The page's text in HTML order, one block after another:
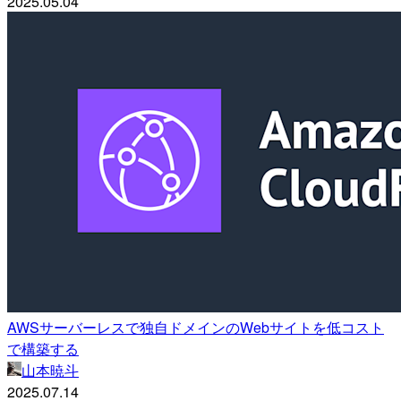
AWSサーバーレスで独自ドメインのWebサイトを低コスト
で構築する
山本暁斗
2025.07.14